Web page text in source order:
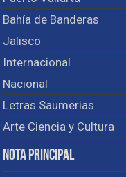
Bahía de Banderas
Jalisco
Internacional
Nacional
Letras Saumerias
Arte Ciencia y Cultura
Nota Principal